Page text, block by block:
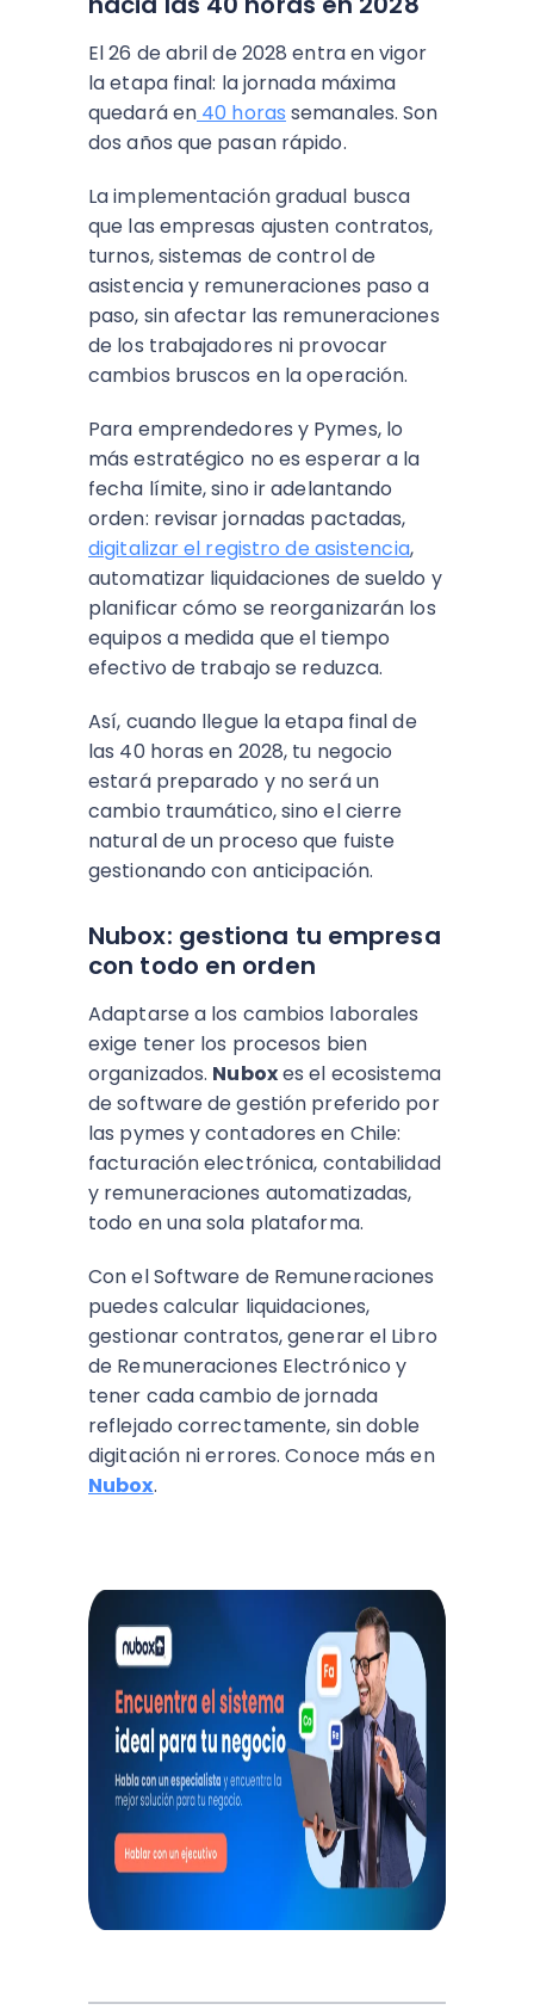
El 26 de abril de 2028 entra en vigor
la etapa final: la jornada máxima
quedará en 40 horas semanales. Son
dos años que pasan rápido.
La implementación gradual busca
que las empresas ajusten contratos,
turnos, sistemas de control de
asistencia y remuneraciones paso a
paso, sin afectar las remuneraciones
de los trabajadores ni provocar
cambios bruscos en la operación.
Para emprendedores y Pymes, lo
más estratégico no es esperar a la
fecha límite, sino ir adelantando
orden: revisar jornadas pactadas,
digitalizar el registro de asistencia,
automatizar liquidaciones de sueldo y
planificar cómo se reorganizarán los
equipos a medida que el tiempo
efectivo de trabajo se reduzca.
Así, cuando llegue la etapa final de
las 40 horas en 2028, tu negocio
estará preparado y no será un
cambio traumático, sino el cierre
natural de un proceso que fuiste
gestionando con anticipación.
Nubox: gestiona tu empresa
con todo en orden
Adaptarse a los cambios laborales
exige tener los procesos bien
organizados. Nuboxes el ecosistema
de software de gestión preferido por
las pymes y contadores en Chile:
facturación electrónica, contabilidad
y remuneraciones automatizadas,
todo en una sola plataforma.
Con el Software de Remuneraciones
puedes calcular liquidaciones,
gestionar contratos, generar el Libro
de Remuneraciones Electrónico y
tener cada cambio de jornada
reflejado correctamente, sin doble
digitación ni errores. Conoce más en
Nubox.